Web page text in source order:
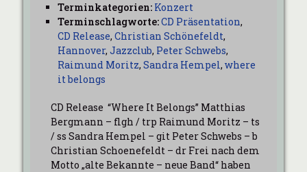
Terminkategorien: Konzert
Terminschlagworte:CD Präsentation,
CD Release, Christian Schönefeldt,
Hannover, Jazzclub, Peter Schwebs,
Raimund Moritz, Sandra Hempel, where
it belongs
CD Release “Where It Belongs” Matthias
Bergmann – flgh / trp Raimund Moritz – ts
/ ss Sandra Hempel – git Peter Schwebs – b
Christian Schoenefeldt – dr Frei nach dem
Motto „alte Bekannte – neue Band“ haben